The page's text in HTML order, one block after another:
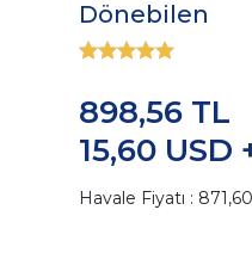
Dönebilen
15,60 USD
898,56 TL
Havale Fiyatı :